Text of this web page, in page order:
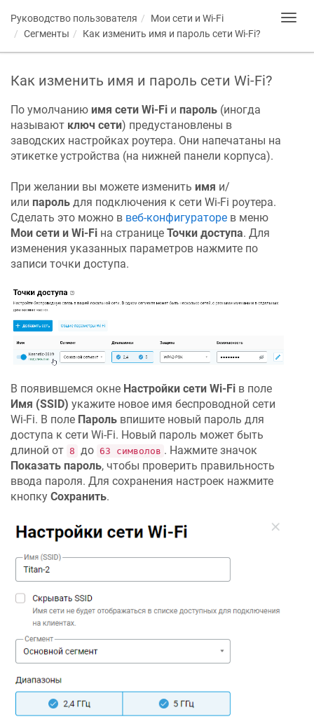
Руководство пользователя
Мои сети и Wi-Fi
Сегменты
Как изменить имя и пароль сети Wi-Fi?
Как изменить имя и пароль сети Wi-Fi?
По умолчанию имя сети Wi-Fi и пароль (иногда
называют ключ сети) предустановлены в
заводских настройках роутера. Они напечатаны на
этикетке устройства (на нижней панели корпуса).
При желании вы можете изменить имя и/
или пароль для подключения к сети Wi-Fi роутера.
Сделать это можно в веб-конфигураторе в меню
Мои сети и Wi-Fi на странице Точки доступа. Для
изменения указанных параметров нажмите по
записи точки доступа.
В появившемся окне Настройки сети Wi-Fi в поле
Имя (SSID) укажите новое имя беспроводной сети
Wi-Fi. В поле Пароль впишите новый пароль для
доступа к сети Wi-Fi. Новый пароль может быть
длиной от 8 до 63 символов . Нажмите значок
Показать пароль, чтобы проверить правильность
ввода пароля. Для сохранения настроек нажмите
кнопку Сохранить.